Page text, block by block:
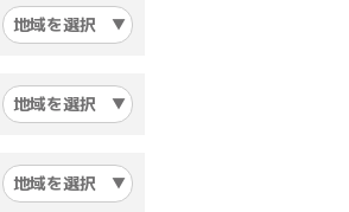
地域を選択
地域を選択
地域を選択